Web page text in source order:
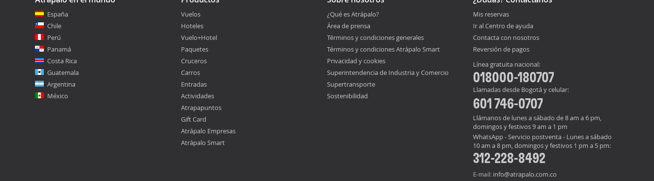
España
Chile
Perú
Panamá
Costa Rica
Guatemala
Argentina
México
Vuelos
Hoteles
Vuelo+Hotel
Paquetes
Cruceros
Carros
Entradas
Actividades
Atrapapuntos
Gift Card
Atrápalo Empresas
Atrápalo Smart
¿Qué es Atrápalo?
Área de prensa
Términos y condiciones generales
Términos y condiciones Atrápalo Smart
Privacidad y cookies
Superintendencia de Industria y Comercio
Supertransporte
Sostenibilidad
Mis reservas
Ir al Centro de ayuda
Contacta con nosotros
Reversión de pagos
Línea gratuita nacional:
018000-180707
Llamadas desde Bogotá y celular:
601 746-0707
Llámanos de lunes a sábado de 8 am a 6 pm,
domingos y festivos 9 am a 1 pm
WhatsApp - Servicio postventa - Lunes a sábado
10 am a 8 pm, domingos y festivos 1 pm a 5 pm:
312-228-8492
E-mail: info@atrapalo.com.co